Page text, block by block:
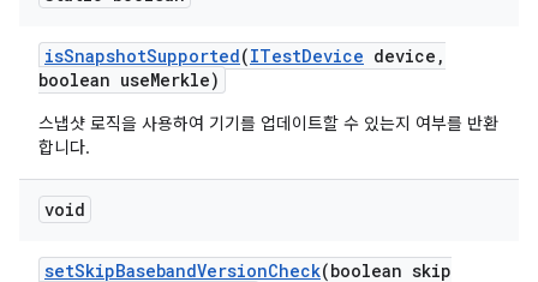
isSnapshotSupported(ITestDevice device ,
boolean useMerkle)
스냅샷 로직을 사용하여 기기를 업데이트할 수 있는지 여부를 반환
합니다.
void
setSkipBasebandVersionCheck(boolean skip